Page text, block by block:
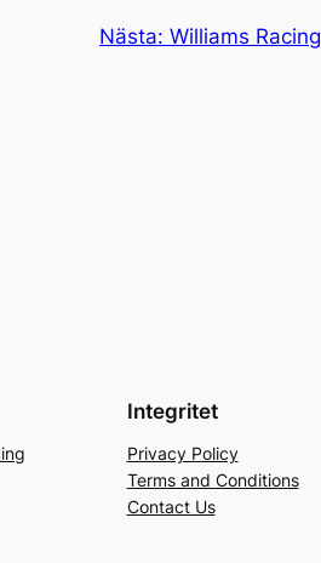
Nästa: Williams Racing
Integritet
Privacy Policy
Terms and Conditions
Contact Us